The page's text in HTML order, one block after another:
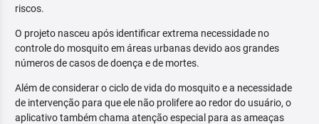
riscos.
O projeto nasceu após identificar extrema necessidade no
controle do mosquito em áreas urbanas devido aos grandes
números de casos de doença e de mortes.
Além de considerar o ciclo de vida do mosquito e a necessidade
de intervenção para que ele não prolifere ao redor do usuário, o
aplicativo também chama atenção especial para as ameaças